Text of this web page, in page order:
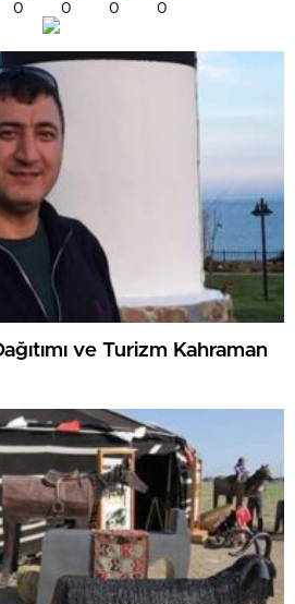
0 0 0 0
ve Turizm Kahraman